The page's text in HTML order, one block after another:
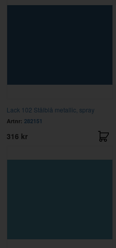
Lack 102 Stålblå metallic, spray
Artnr: 282151
316 kr